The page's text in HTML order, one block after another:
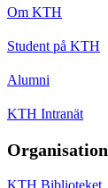
Om KTH
Student på KTH
Alumni
KTH Intranät
Organisation